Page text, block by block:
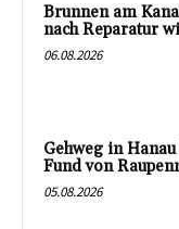
Brunnen am
nach Reparatur
06.08.2026
Gehweg in
Fund von
05.08.2026